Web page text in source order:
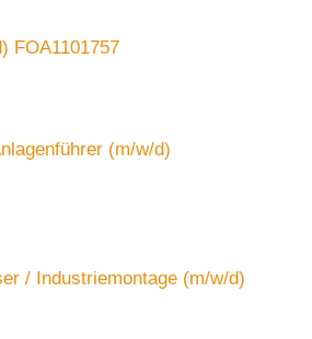
FOA1101757
(m/w/d)
/ Industriemontage (m/w/d)